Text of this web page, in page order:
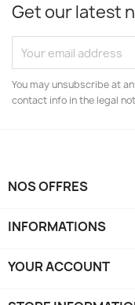
Get our latest
You may unsubscribe at
contact info in the legal
NOS OFFRES
INFORMATIONS
YOUR ACCOUNT